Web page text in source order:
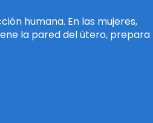
humana. En las mujeres,
la pared del útero, prepara